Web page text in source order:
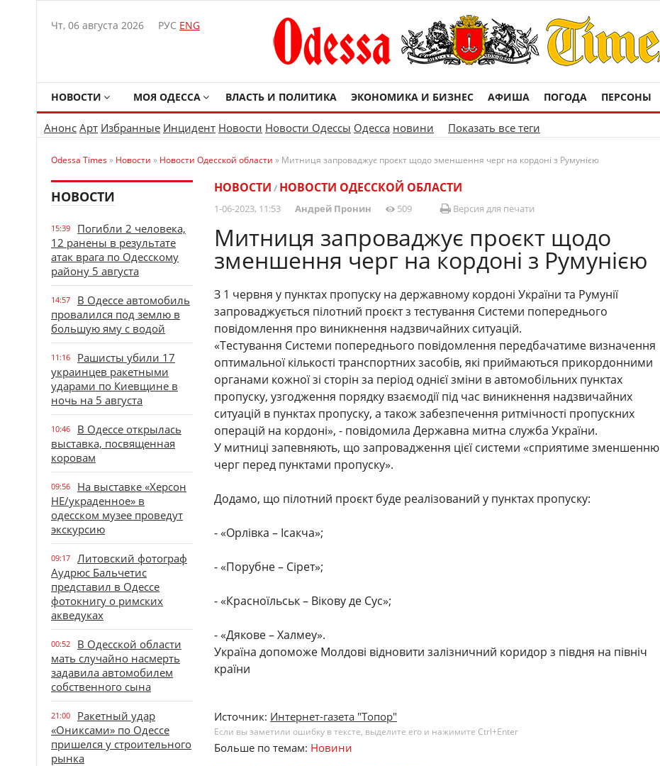
Чт, 06 августа 2026 РУС ENG
НОВОСТИ МОЯ ОДЕССА ВЛАСТЬ И ПОЛИТИКА ЭКОНОМИКА И БИЗНЕС АФИША ПОГОДА ПЕРСОНЫ
Анонс Арт Избранные Инцидент Новости Новости Одессы Одесса новини Показать все теги
Odessa Times» Новости » Новости Одесской области » Митниця запроваджує проєкт щодо зменшення черг на кордоні з Румунією
НОВОСТИ
15:39
Погибли 2 человека,
12 ранены в результате
атак врага по Одесскому
району 5 августа
14:57
В Одессе автомобиль
провалился под землю в
большую яму с водой
11:16
Рашисты убили 17
украинцев ракетными
ударами по Киевщине в
ночь на 5 августа
10:46
В Одессе открылась
выставка, посвященная
коровам
09:56
На выставке «Херсон
НЕ/украденное» в
одесском музее проведут
экскурсию
09:17
Литовский фотограф
Аудрюс Бальчетис
представил в Одессе
фотокнигу о римских
акведуках
00:52
В Одесской области
мать случайно насмерть
задавила автомобилем
собственного сына
21:00
Ракетный удар
«Ониксами» по Одессе
пришелся у строительного
рынка
НОВОСТИ / НОВОСТИ ОДЕССКОЙ ОБЛАСТИ
1-06-2023, 11:53 Андрей Пронин 509 Версия для печати
Митниця запроваджує проєкт щодо
зменшення черг на кордоні з Румунією
З 1 червня у пунктах пропуску на державному кордоні України та Румунії
запроваджується пілотний проєкт з тестування Системи попереднього
повідомлення про виникнення надзвичайних ситуацій.
«Тестування Системи попереднього повідомлення передбачатиме визначення
оптимальної кількості транспортних засобів, які приймаються прикордонними
органами кожної зі сторін за період однієї зміни в автомобільних пунктах
пропуску, узгодження порядку взаємодії під час виникнення надзвичайних
ситуацій в пунктах пропуску, а також забезпечення ритмічності пропускних
операцій на кордоні», - повідомила Державна митна служба України.
У митниці запевняють, що запровадження цієї системи «сприятиме зменшенню
черг перед пунктами пропуску».
Додамо, що пілотний проєкт буде реалізований у пунктах пропуску:
⁃ «Орлівка – Ісакча»;
⁃ «Порубне – Сірет»;
⁃ «Красноїльськ – Вікову де Сус»;
⁃ «Дякове – Халмеу».
Україна допоможе Молдові відновити залізничний коридор з півдня на північ
країни
Источник: Интернет-газета "Топор"
Если вы заметили ошибку в тексте, выделите его и нажимите Ctrl+Enter
Больше по темам: Новини